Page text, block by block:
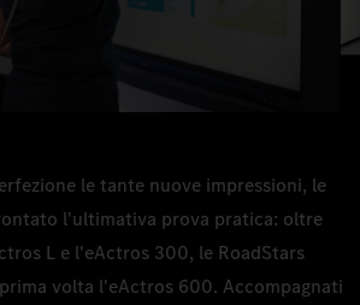
le tante nuove impressioni, le
l'ultimativa prova pratica: oltre
L e l'eActros 300, le RoadStars
volta l'eActros 600. Accompagnati